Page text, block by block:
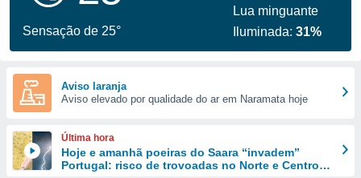
fornecidas
a este
das
e
forma
digital
Sensação de 25°
Lua minguante
Iluminada:31%
Aviso laranja
Aviso elevado por qualidade do ar em Naramata hoje
Última hora
Hoje e amanhã poeiras do Saara “invadem”
Portugal: risco de trovoadas no Norte e Centro